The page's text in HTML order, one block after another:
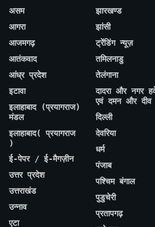
असम
आगरा
आजमगढ़
आतंकवाद
आंध्र प्रदेश
इटावा
इलाहाबाद (प्रयागराज)
मंडल
इलाहाबाद( प्रयागराज
)
ई-पेपर / ई-मैगज़ीन
उत्तर प्रदेश
उत्तराखंड
उन्नाव
एटा
झारखण्ड
झांसी
ट्रेंडिंग न्यूज़
तमिलनाडु
तेलंगाना
दादरा और नगर
एवं दमन और दीव
दिल्ली
देवरिया
धर्म
पंजाब
पश्चिम बंगाल
पुडुचेरी
प्रतापगढ़